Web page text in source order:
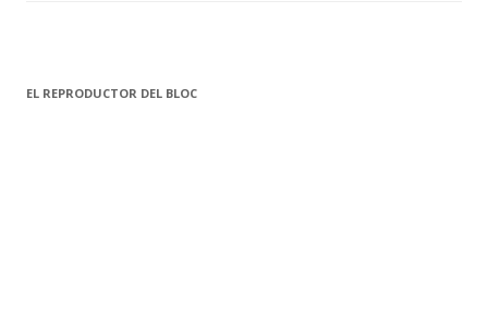
k ix
EL REPRODUCTOR DEL BLOC